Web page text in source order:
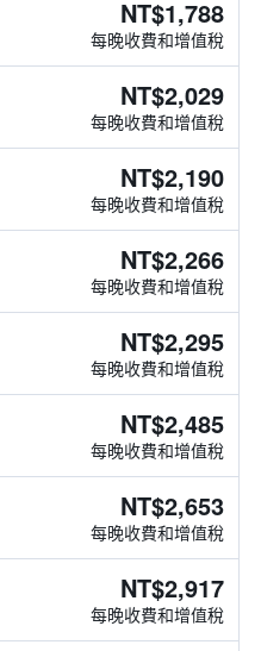
NT$1,788
每晚收費和增值稅
NT$2,029
每晚收費和增值稅
NT$2,190
每晚收費和增值稅
NT$2,266
每晚收費和增值稅
NT$2,295
每晚收費和增值稅
NT$2,485
每晚收費和增值稅
NT$2,653
每晚收費和增值稅
NT$2,917
每晚收費和增值稅